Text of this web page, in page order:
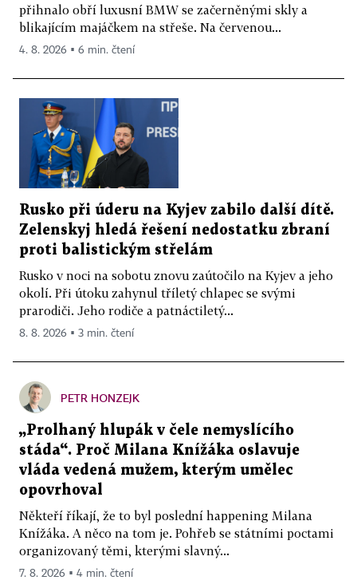
přihnalo obří luxusní BMW se začerněnými skly a
blikajícím majáčkem na střeše. Na červenou...
4. 8. 2026 ▪ 6 min. čtení
Rusko při úderu na Kyjev zabilo další dítě.
Zelenskyj hledá řešení nedostatku zbraní
proti balistickým střelám
Rusko v noci na sobotu znovu zaútočilo na Kyjev a jeho
okolí. Při útoku zahynul tříletý chlapec se svými
prarodiči. Jeho rodiče a patnáctiletý...
8. 8. 2026 ▪ 3 min. čtení
PETR HONZEJK
„Prolhaný hlupák v čele nemyslícího
stáda“. Proč Milana Knížáka oslavuje
vláda vedená mužem, kterým umělec
opovrhoval
Někteří říkají, že to byl poslední happening Milana
Knížáka. A něco na tom je. Pohřeb se státními poctami
organizovaný těmi, kterými slavný...
7. 8. 2026 ▪ 4 min. čtení